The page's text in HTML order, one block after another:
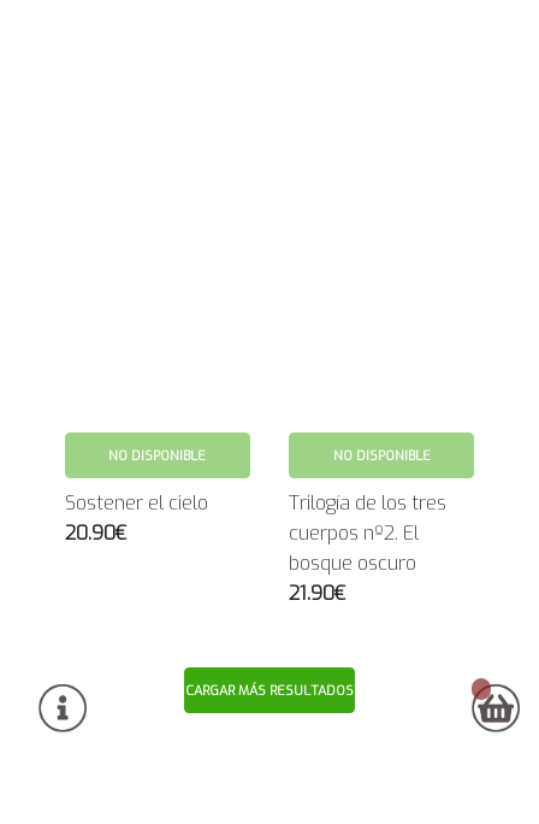
NO DISPONIBLE
Sostener el cielo
20.90€
NO DISPONIBLE
Trilogía de los tres
cuerpos nº2. El
bosque oscuro
21.90€
CARGAR MÁS RESULTADOS